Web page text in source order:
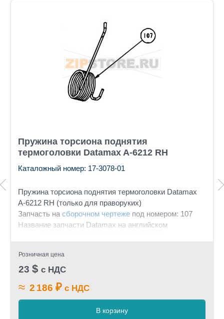
Пружина торсиона поднятия
термоголовки Datamax A-6212 RH
Каталожный номер: 17-3078-01
Пружина торсиона поднятия термоголовки Datamax
A-6212 RH (только для праворуких)
Запчасть на сборочном чертеже под номером: 107
Название запчасти Datamax на английском
Розничная цена
23 $ с НДС
≈ 2 186 ₽ с НДС
В корзину